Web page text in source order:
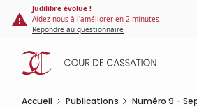
Panneau de gestion des cookies
contenu
principal
Judilibre évolue !
Aidez-nous à l'améliorer en 2 minutes
Répondre au questionnaire
Accueil Publications Numéro 9 -